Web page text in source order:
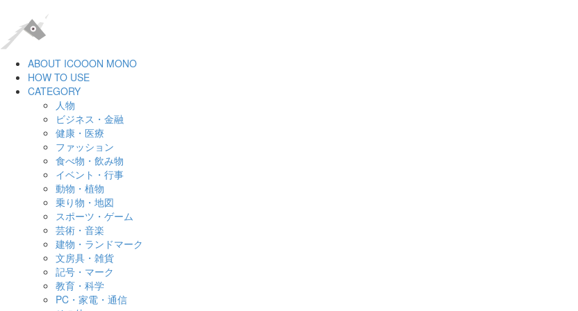
ABOUT ICOOON MONO
HOW TO USE
CATEGORY
人物
ビジネス・金融
健康・医療
ファッション
食べ物・飲み物
イベント・行事
動物・植物
乗り物・地図
スポーツ・ゲーム
芸術・音楽
建物・ランドマーク
文房具・雑貨
記号・マーク
教育・科学
PC・家電・通信